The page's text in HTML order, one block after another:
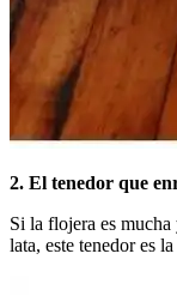
2. El tenedor que
Si la flojera es
lata, este tenedor es